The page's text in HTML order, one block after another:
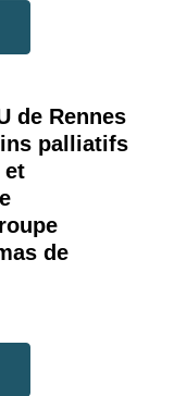
de Rennes
palliatifs
et
de